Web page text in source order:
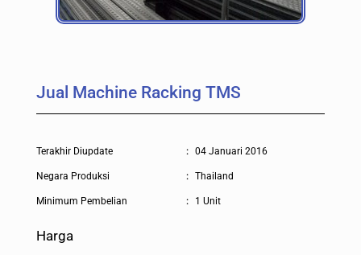
Jual Machine Racking TMS
Terakhir Diupdate
Negara Produksi
Minimum Pembelian
Harga
:
:
:
04 Januari 2016
Thailand
1 Unit